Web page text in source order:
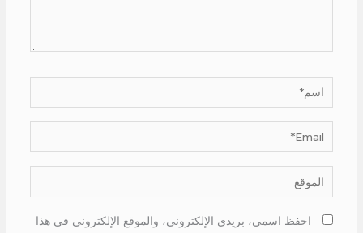
اسم*
Email*
الموقع
احفظ اسمي، بريدي الإلكتروني، والموقع الإلكتروني في هذا